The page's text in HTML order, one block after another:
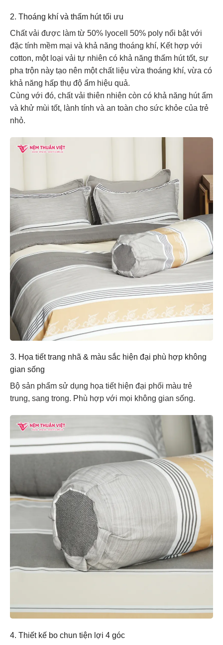
2. Thoáng khí và thấm hút tối ưu
Chất vải được làm từ 50% lyocell 50% poly nổi bật với
đặc tính mềm mại và khả năng thoáng khí, Kết hợp với
cotton, một loại vải tự nhiên có khả năng thấm hút tốt, sự
pha trộn này tạo nên một chất liệu vừa thoáng khí, vừa có
khả năng hấp thụ độ ẩm hiệu quả.
Cùng với đó, chất vải thiên nhiên còn có khả năng hút ẩm
và khử mùi tốt, lành tính và an toàn cho sức khỏe của trẻ
nhỏ.
3. Họa tiết trang nhã & màu sắc hiện đại phù hợp không
gian sống
Bộ sản phẩm sử dụng họa tiết hiện đại phối màu trẻ
trung, sang trong. Phù hợp với mọi không gian sống.
4. Thiết kế bo chun tiện lợi 4 góc